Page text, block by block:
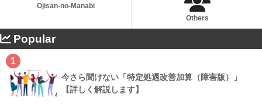
Ojisan-no-Manabi
Others
Popular
1
今さら聞けない「特定処遇改善加算（障害版）」
【詳しく解説します】